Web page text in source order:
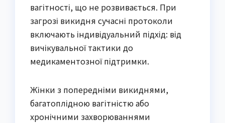
вагітності, що не розвивається. При
загрозі викидня сучасні протоколи
включають індивідуальний підхід: від
вичікувальної тактики до
медикаментозної підтримки.
Жінки з попередніми викиднями,
багатоплідною вагітністю або
хронічними захворюваннями